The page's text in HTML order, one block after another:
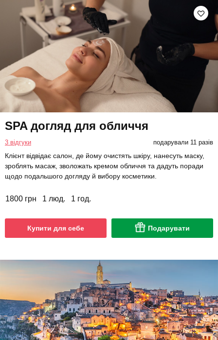
SPA догляд для обличчя
3 відгуки подарували 11 разів
Клієнт відвідає салон, де йому очистять шкіру, нанесуть маску,
зроблять масаж, зволожать кремом обличчя та дадуть поради
щодо подальшого догляду й вибору косметики.
1800 грн 1 люд. 1 год.
Купити для себе Подарувати